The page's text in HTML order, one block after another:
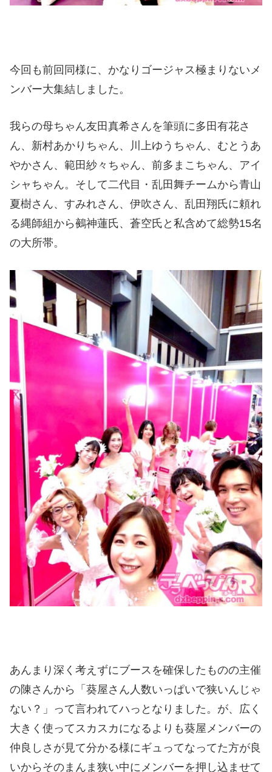
今回も前回同様に、かなりゴージャス極まりないメ
ンバー大集結しました。
我らの母ちゃん友田真希さんを筆頭に多田有花さ
ん、新村あかりちゃん、川上ゆうちゃん、むとうあ
やかさん、範田紗々ちゃん、前多まこちゃん、アイ
シャちゃん。そして二代目・乱田舞チームから青山
夏樹さん、すみれさん、伊吹さん、乱田翔氏に頼れ
る縄師組から鵺神蓮氏、蒼空氏と私含めて総勢15名
の大所帯。
あんまり深く考えずにブースを確保したものの主催
の陳さんから「葵屋さん人数いっぱいで狭いんじゃ
ない？」って言われてハっとなりました。が、広く
大きく使ってスカスカになるよりも葵屋メンバーの
仲良しさが見て分かる様にギュってなってた方が良
いからそのまんま狭い中にメンバーを押し込ませて